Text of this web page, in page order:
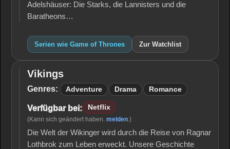
Adelshäuser: Die Starks, die Lannisters und die
Baratheons…
Serien wie Game of Thrones Zur Watchlist
Vikings
Vikings
Genres: Adventure Drama Romance
Verfügbar bei: Netflix
(Kann sich geändert haben. melden.)
Die Welt der Wikinger wird durch die Reise von Ragnar
Lothbrok zum Leben erweckt. Unsere Geschichte